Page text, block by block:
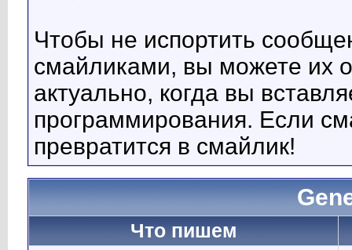
Чтобы не испортить
смайликами, вы можете их
актуально, когда вы
программирования. Если
превратится в смайлик!
Что пишем